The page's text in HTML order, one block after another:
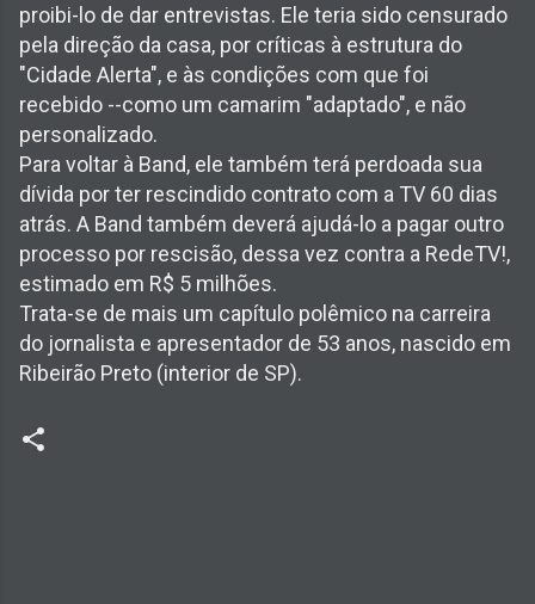
proibi-lo de dar entrevistas. Ele teria sido censurado
pela direção da casa, por críticas à estrutura do
"Cidade Alerta", e às condições com que foi
recebido --como um camarim "adaptado", e não
personalizado.
Para voltar à Band, ele também terá perdoada sua
dívida por ter rescindido contrato com a TV 60 dias
atrás. A Band também deverá ajudá-lo a pagar outro
processo por rescisão, dessa vez contra a RedeTV!,
estimado em R$ 5 milhões.
Trata-se de mais um capítulo polêmico na carreira
do jornalista e apresentador de 53 anos, nascido em
Ribeirão Preto (interior de SP).